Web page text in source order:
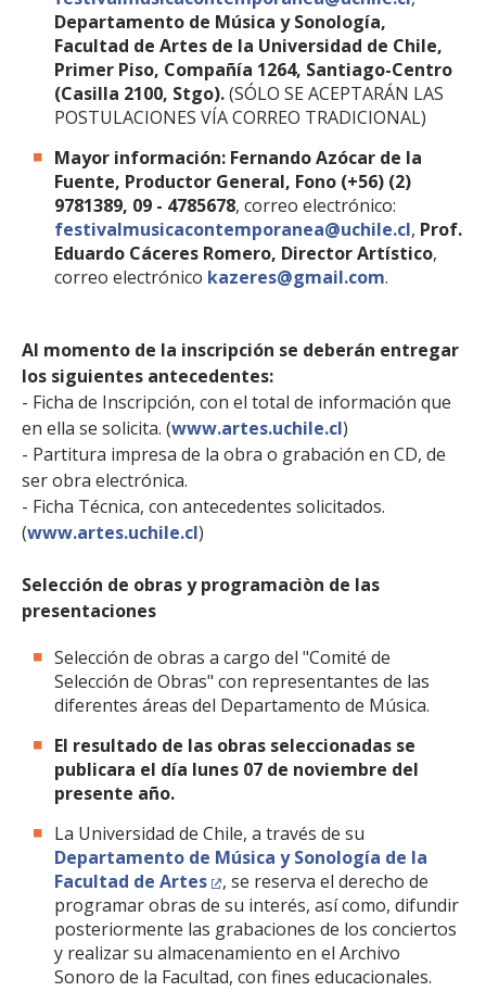
Departamento de Música y Sonología,
Facultad de Artes de la Universidad de Chile,
Primer Piso, Compañía 1264, Santiago-Centro
(Casilla 2100, Stgo).(SÓLO SE ACEPTARÁN LAS
POSTULACIONES VÍA CORREO TRADICIONAL)
Mayor información: Fernando Azócar de la
Fuente, Productor General, Fono (+56) (2)
9781389, 09 - 4785678, correo electrónico:
festivalmusicacontemporanea@uchile.cl, Prof.
Eduardo Cáceres Romero, Director Artístico,
correo electrónico kazeres@gmail.com.
Al momento de la inscripción se deberán entregar
los siguientes antecedentes:
- Ficha de Inscripción, con el total de información que
en ella se solicita. (www.artes.uchile.cl)
- Partitura impresa de la obra o grabación en CD, de
ser obra electrónica.
- Ficha Técnica, con antecedentes solicitados.
(www.artes.uchile.cl)
Selección de obras y programaciòn de las
presentaciones
Selección de obras a cargo del "Comité de
Selección de Obras" con representantes de las
diferentes áreas del Departamento de Música.
El resultado de las obras seleccionadas se
publicara el día lunes 07 de noviembre del
presente año.
La Universidad de Chile, a través de su
Departamento de Música y Sonología de la
Facultad de Artes
, se reserva el derecho de
programar obras de su interés, así como, difundir
posteriormente las grabaciones de los conciertos
y realizar su almacenamiento en el Archivo
Sonoro de la Facultad, con fines educacionales.